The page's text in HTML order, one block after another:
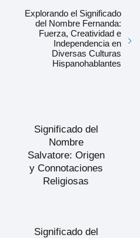
Explorando el Significado
del Nombre Fernanda:
Fuerza, Creatividad e
Independencia en
Diversas Culturas
Hispanohablantes
Significado del
Nombre
Salvatore: Origen
y Connotaciones
Religiosas
Significado del